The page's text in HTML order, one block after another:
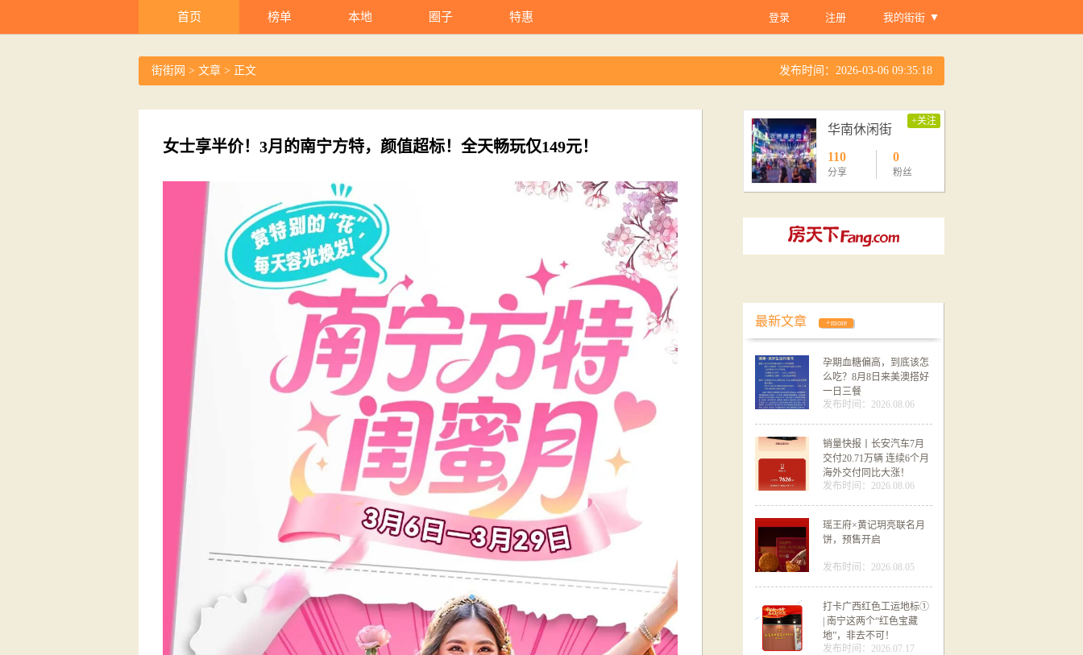
首页 榜单 本地 圈子 特惠 登录 注册 我的街街
街街网 > 文章 > 正文 发布时间：2026-03-06 09:35:18
女士享半价！3月的南宁方特，颜值超标！全天畅玩仅149元！
华南休闲街
110
分享
0
粉丝
+关注
最新文章 +more
孕期血糖偏高，到底该怎
么吃？8月8日来美澳搭好
一日三餐
发布时间：2026.08.06
销量快报丨长安汽车7月
交付20.71万辆 连续6个月
海外交付同比大涨！
发布时间：2026.08.06
瑶王府×黄记玥亮联名月
饼，预售开启
发布时间：2026.08.05
打卡广西红色工运地标①
| 南宁这两个“红色宝藏
地”，非去不可！
发布时间：2026.07.17